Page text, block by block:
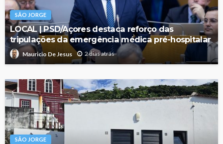
SÃO JORGE
LOCAL | PSD/Açores destaca reforço das
tripulações da emergência médica pré-hospitalar
Mauricio De Jesus 2 dias atrás
SÃO JORGE